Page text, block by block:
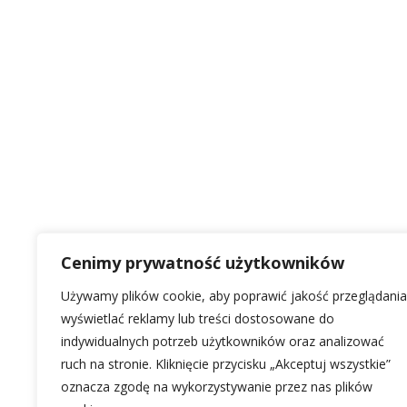
Cenimy prywatność użytkowników
Używamy plików cookie, aby poprawić jakość
wyświetlać reklamy lub treści dostosowane do
indywidualnych potrzeb użytkowników oraz analizować
ruch na stronie. Kliknięcie przycisku „Akceptuj wszystkie”
oznacza zgodę na wykorzystywanie przez nas plików